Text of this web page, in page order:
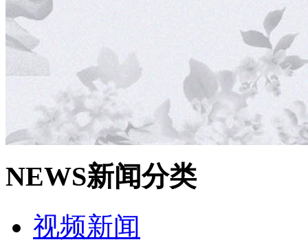
NEWS新闻分类
视频新闻